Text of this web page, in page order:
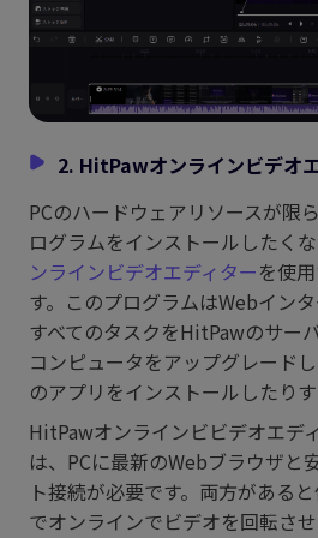
2. HitPawオンラインビデオ
PCのハードウェアリソースが限
ログラムをインストールしたくな
ンラインビデオエディターを使
す。このプログラムはWebインタ
すべてのタスクをHitPawのサー
コンピュータをアップグレード
のアプリをインストールしたり
HitPawオンラインビビデオエデ
は、PCに最新のWebブラウザと
ト接続が必要です。両方がある
でオンラインでビデオを回転さ